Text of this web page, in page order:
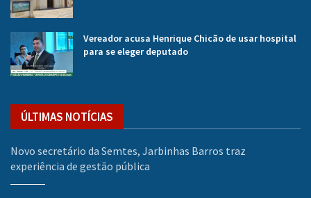
Vereador acusa Henrique Chicão de usar hospital
para se eleger deputado
ÚLTIMAS NOTÍCIAS
Novo secretário da Semtes, Jarbinhas Barros traz
experiência de gestão pública